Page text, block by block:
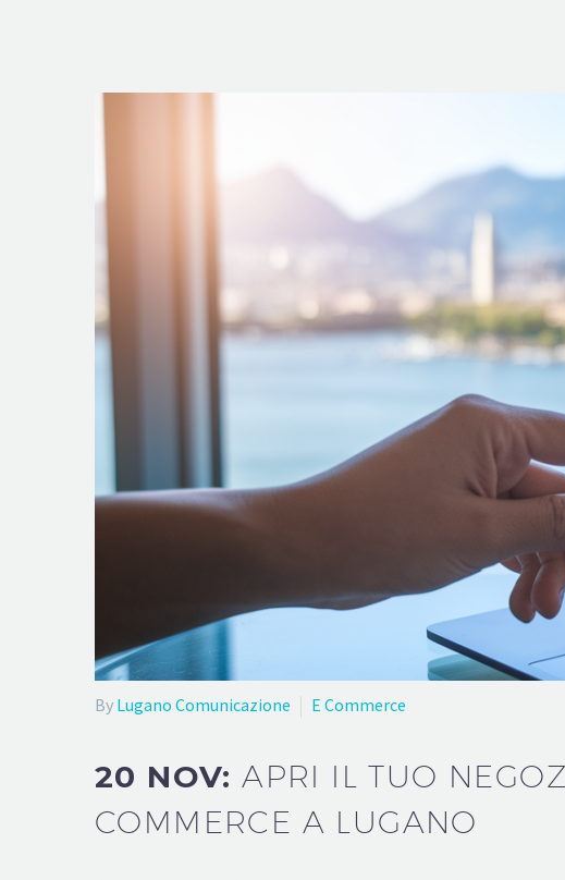
By Lugano Comunicazione E Commerce
20 NOV:APRI IL TUO
COMMERCE A LUGANO